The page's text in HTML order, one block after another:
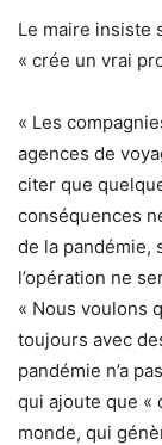
Le maire insiste
« crée un vrai
« Les
agences de
citer que
conséquences
de la pandémie,
l’opération ne
« Nous voulons
toujours avec
pandémie n’a
qui ajoute que «
monde, qui